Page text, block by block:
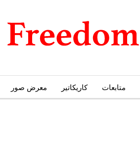
متابعات كاريكاتير معرض صور